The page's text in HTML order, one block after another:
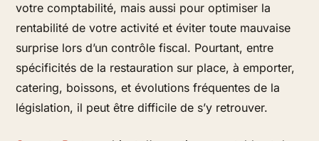
votre comptabilité, mais aussi pour optimiser la
rentabilité de votre activité et éviter toute mauvaise
surprise lors d’un contrôle fiscal. Pourtant, entre
spécificités de la restauration sur place, à emporter,
catering, boissons, et évolutions fréquentes de la
législation, il peut être difficile de s’y retrouver.